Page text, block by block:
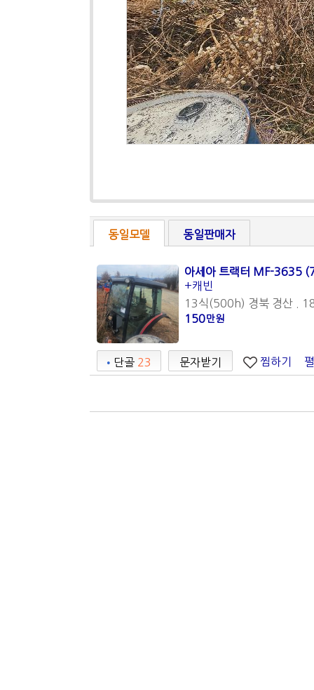
동일모델 동일판매자
아세아 트랙터 MF-3635
+캐빈
13식(500h) 경북 경산 .
150만원
• 단골 23 문자받기 찜하기